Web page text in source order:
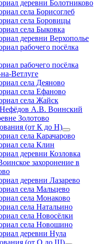
деревни Болотниково
села Борисоглеб
села Боровицы
села Быковка
деревни Верхополье
рабочего посёлка
рабочего посёлка
Ветлуге
села Деяново
села Ефаново
села Жайск
А.В. Воинский
Золотово
(от К до Н)
открыть
меню
села Карачарово
села Клин
деревни Козловка
захоронение в
деревни Лазарево
села Мальцево
села Монаково
села Натальино
села Новосёлки
села Новошино
деревни Нула
(от О до Ш)